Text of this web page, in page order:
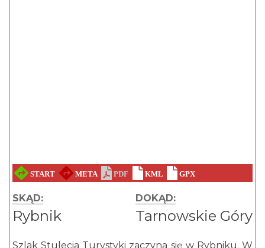
SKĄD:
Rybnik
DOKĄD:
Tarnowskie Góry
Szlak Stulecia Turystyki zaczyna się w Rybniku. W